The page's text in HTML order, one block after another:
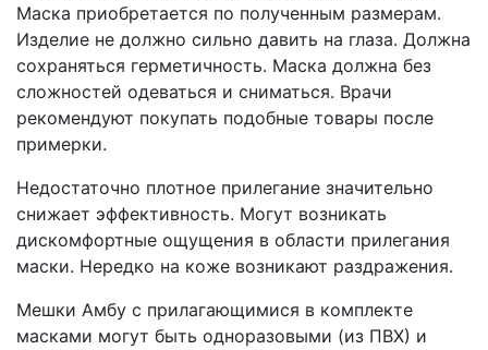
Маска приобретается по полученным размерам.
Изделие не должно сильно давить на глаза. Должна
сохраняться герметичность. Маска должна без
сложностей одеваться и сниматься. Врачи
рекомендуют покупать подобные товары после
примерки.
Недостаточно плотное прилегание значительно
снижает эффективность. Могут возникать
дискомфортные ощущения в области прилегания
маски. Нередко на коже возникают раздражения.
Мешки Амбу с прилагающимися в комплекте
масками могут быть одноразовыми (из ПВХ) и